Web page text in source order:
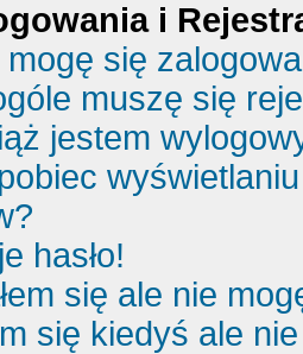
i
się
muszę się
jestem
hasło!
się ale nie
się kiedyś ale